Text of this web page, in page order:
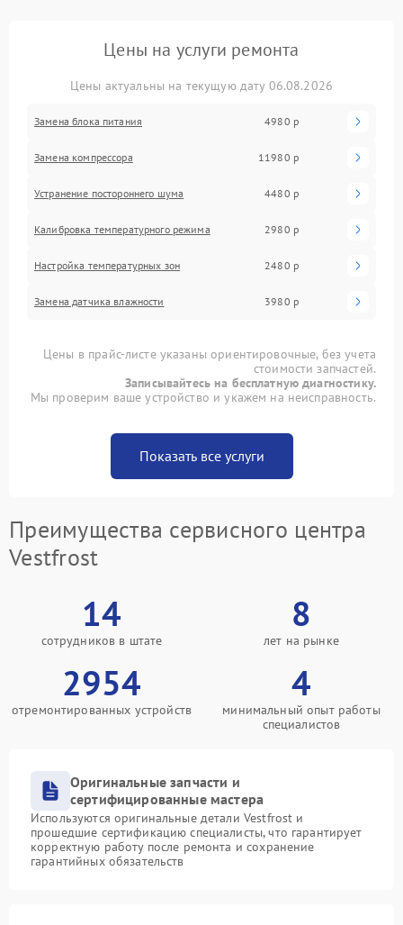
Цены на услуги ремонта
Цены актуальны на текущую дату 06.08.2026
Замена блока питания 4980 р
Замена компрессора 11980 р
Устранение постороннего шума 4480 р
Калибровка температурного режима 2980 р
Настройка температурных зон 2480 р
Замена датчика влажности 3980 р
Цены в прайс-листе указаны ориентировочные, без учета
стоимости запчастей.
Записывайтесь на бесплатную диагностику.
Мы проверим ваше устройство и укажем на неисправность.
Показать все услуги
Преимущества сервисного центра
Vestfrost
14
сотрудников в штате
8
лет на рынке
2954
отремонтированных устройств
4
минимальный опыт работы
специалистов
Оригинальные запчасти и
сертифицированные мастера
Используются оригинальные детали Vestfrost и
прошедшие сертификацию специалисты, что гарантирует
корректную работу после ремонта и сохранение
гарантийных обязательств